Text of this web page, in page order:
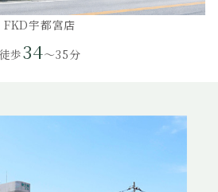
FKD宇都宮店
徒歩34～35分